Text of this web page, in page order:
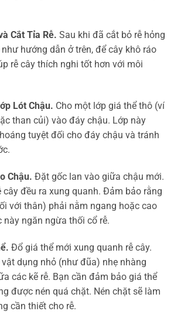
Cắt Tỉa Rễ. Sau khi đã cắt bỏ rễ hỏng
hướng dẫn ở trên, để cây khô ráo
rễ cây thích nghi tốt hơn với môi
Lót Chậu. Cho một lớp giá thể thô (ví
than củi) vào đáy chậu. Lớp này
tuyệt đối cho đáy chậu và tránh
Chậu. Đặt gốc lan vào giữa chậu mới.
cây đều ra xung quanh. Đảm bảo rằng
với thân) phải nằm ngang hoặc cao
này ngăn ngừa thối cổ rễ.
Đổ giá thể mới xung quanh rễ cây.
dụng nhỏ (như đũa) nhẹ nhàng
các kẽ rễ. Bạn cần đảm bảo giá thể
được nén quá chặt. Nén chặt sẽ làm
cần thiết cho rễ.